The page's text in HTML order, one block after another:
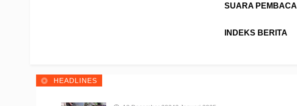
SUARA PEMBACA
INDEKS BERITA
HEADLINES